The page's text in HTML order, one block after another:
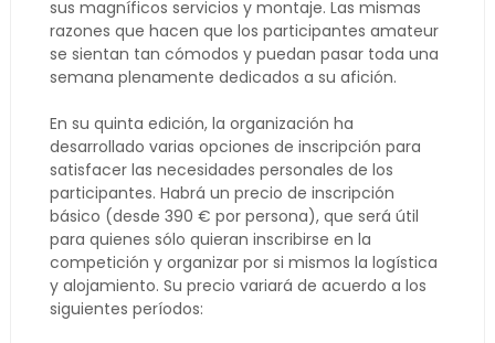
sus magníficos servicios y montaje. Las mismas
razones que hacen que los participantes amateur
se sientan tan cómodos y puedan pasar toda una
semana plenamente dedicados a su afición.
En su quinta edición, la organización ha
desarrollado varias opciones de inscripción para
satisfacer las necesidades personales de los
participantes. Habrá un precio de inscripción
básico (desde 390 € por persona), que será útil
para quienes sólo quieran inscribirse en la
competición y organizar por si mismos la logística
y alojamiento. Su precio variará de acuerdo a los
siguientes períodos: